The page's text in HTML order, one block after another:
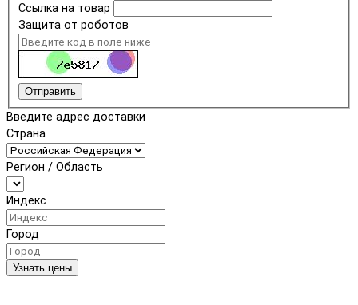
Ссылка на товар
Защита от роботов
Отправить
Введите адрес доставки
Страна
Регион / Область
Индекс
Город
Узнать цены